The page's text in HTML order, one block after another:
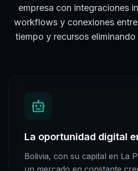
empresa con integraciones
workflows y conexiones
tiempo y recursos eliminando
La oportunidad digital
Bolivia, con su capital en La